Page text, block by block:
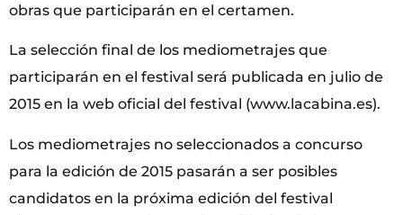
obras que participarán en el certamen.
La selección final de los mediometrajes que
participarán en el festival será publicada en julio de
2015 en la web oficial del festival (www.lacabina.es).
Los mediometrajes no seleccionados a concurso
para la edición de 2015 pasarán a ser posibles
candidatos en la próxima edición del festival